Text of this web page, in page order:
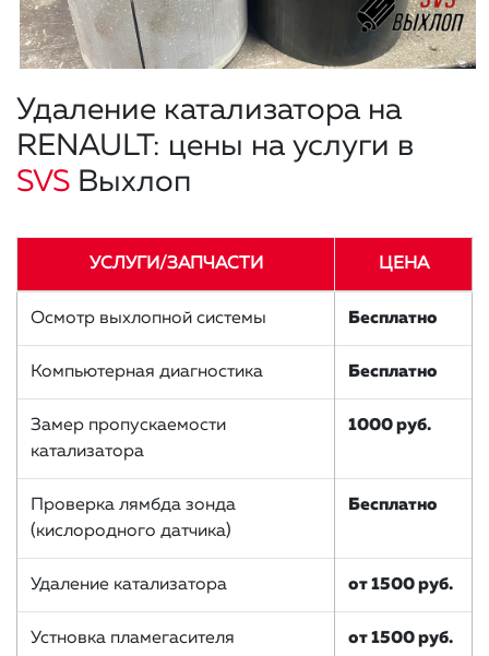
Удаление катализатора на
RENAULT: цены на услуги в
SVS Выхлоп
УСЛУГИ/ЗАПЧАСТИ ЦЕНА
Осмотр выхлопной системы Бесплатно
Компьютерная диагностика Бесплатно
Замер пропускаемости
катализатора
1000 руб.
Проверка лямбда зонда
(кислородного датчика)
Бесплатно
Удаление катализатора от 1500 руб.
Устновка пламегасителя от 1500 руб.